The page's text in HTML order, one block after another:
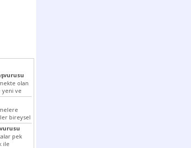
olan
yeni ve
bireysel
kredi...
pek
ile